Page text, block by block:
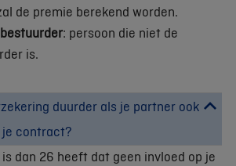
de premie berekend worden.
: persoon die niet de
is.
duurder als je partner ook
contract?
dan 26 heeft dat geen invloed op je